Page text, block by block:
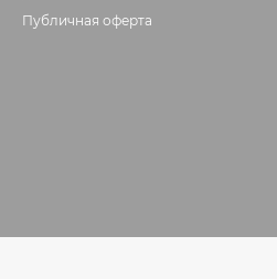
Публичная оферта